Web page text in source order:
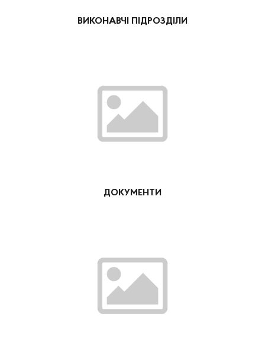
ВИКОНАВЧІ ПІДРОЗДІЛИ
ДОКУМЕНТИ